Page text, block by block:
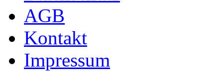
AGB
Kontakt
Impressum